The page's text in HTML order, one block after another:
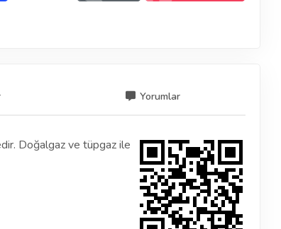
Yorumlar
Doğalgaz ve tüpgaz ile